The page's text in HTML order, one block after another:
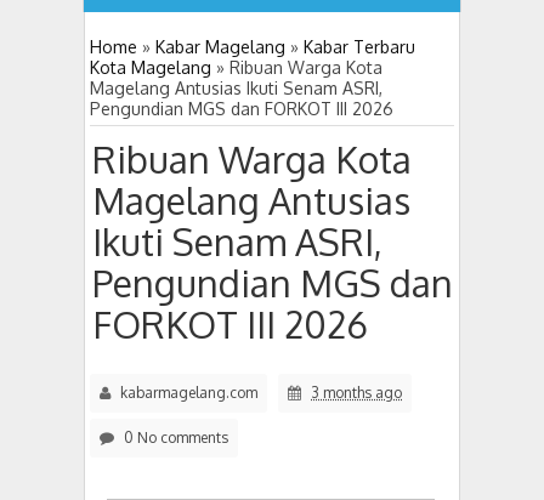
5:32 PM 11 Siswa SMPN 3 Candimulyo Did
Home » Kabar Magelang » Kabar Terbaru
Kota Magelang » Ribuan Warga Kota
Magelang Antusias Ikuti Senam ASRI,
Pengundian MGS dan FORKOT III 2026
Ribuan Warga Kota
Magelang Antusias
Ikuti Senam ASRI,
Pengundian MGS dan
FORKOT III 2026
kabarmagelang.com 3 months ago
0 No comments